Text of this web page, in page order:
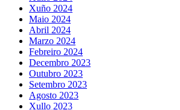
Xuño 2024
Maio 2024
Abril 2024
Marzo 2024
Febreiro 2024
Decembro 2023
Outubro 2023
Setembro 2023
Agosto 2023
Xullo 2023